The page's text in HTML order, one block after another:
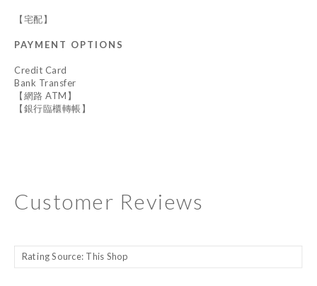
【宅配】
PAYMENT OPTIONS
Credit Card
Bank Transfer
【網路 ATM】
【銀行臨櫃轉帳】
Customer Reviews